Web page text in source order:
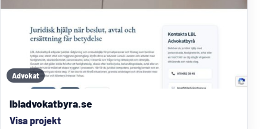
Advokat
lbladvokatbyra.se
Visa projekt